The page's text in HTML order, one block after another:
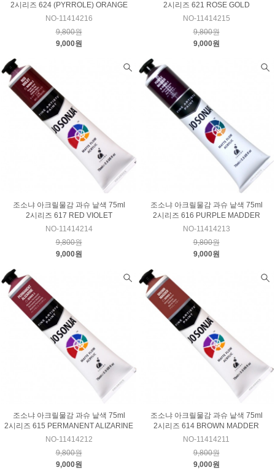
2시리즈 624 (PYRROLE) ORANGE
NO-11414216
9,800원
9,000원
2시리즈 621 ROSE GOLD
NO-11414215
9,800원
9,000원
조소냐 아크릴물감 과슈 낱색 75ml
2시리즈 617 RED VIOLET
NO-11414214
9,800원
9,000원
조소냐 아크릴물감 과슈 낱색 75ml
2시리즈 616 PURPLE MADDER
NO-11414213
9,800원
9,000원
조소냐 아크릴물감 과슈 낱색 75ml
2시리즈 615 PERMANENT ALIZARINE
NO-11414212
9,800원
9,000원
조소냐 아크릴물감 과슈 낱색 75ml
2시리즈 614 BROWN MADDER
NO-11414211
9,800원
9,000원